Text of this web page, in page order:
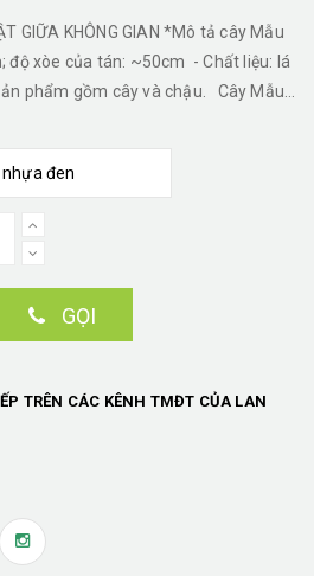
GIỮA KHÔNG GIAN *Mô tả cây Mẫu
độ xòe của tán: ~50cm - Chất liệu: lá
phẩm gồm cây và chậu. Cây Mẫu
phẩm phù hợp trưng bày ở phòng
trong nhà ở, của hàng, nhà hàng,
GỌI
TRÊN CÁC KÊNH TMĐT CỦA LAN